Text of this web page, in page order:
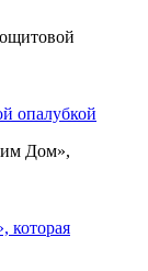
опалубкой
которая